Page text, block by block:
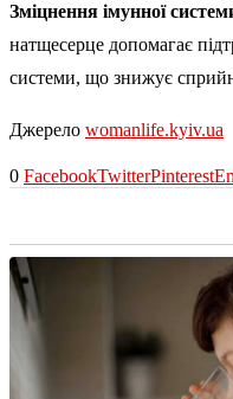
Зміцнення імунної
натщесерце допомагає
системи, що знижує
Джерело womanlife.kyiv.ua
0 FacebookTwitterPinterest